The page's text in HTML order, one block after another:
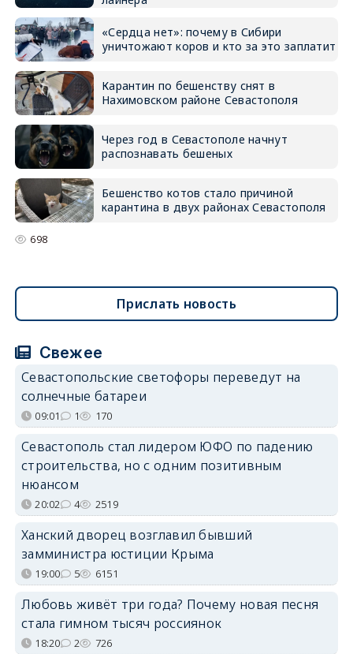
«Сердца нет»: почему в Сибири
уничтожают коров и кто за это заплатит
Карантин по бешенству снят в
Нахимовском районе Севастополя
Через год в Севастополе начнут
распознавать бешеных
Бешенство котов стало причиной
карантина в двух районах Севастополя
698
Прислать новость
Свежее
Севастопольские светофоры переведут на
солнечные батареи
09:01 1 170
Севастополь стал лидером ЮФО по падению
строительства, но с одним позитивным
нюансом
20:02 4 2519
Ханский дворец возглавил бывший
замминистра юстиции Крыма
19:00 5 6151
Любовь живёт три года? Почему новая песня
стала гимном тысяч россиянок
18:20 2 726